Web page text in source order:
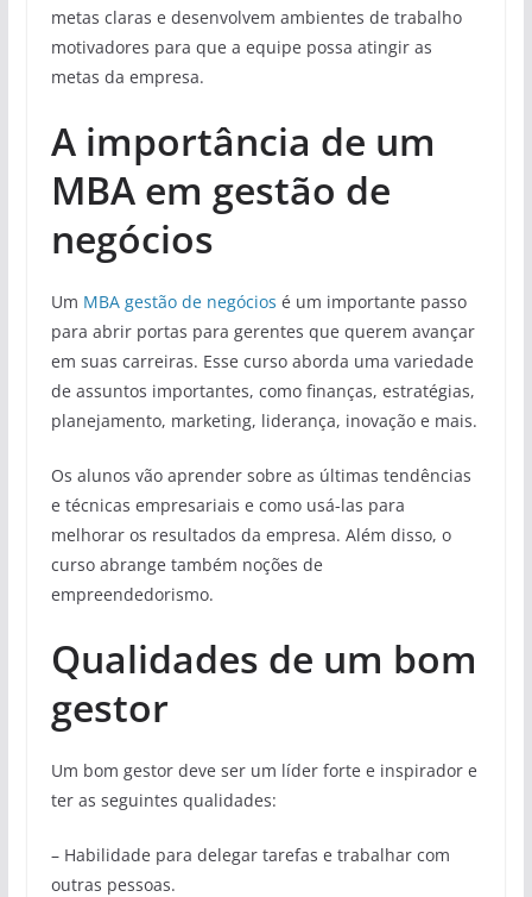
metas claras e desenvolvem ambientes de trabalho
motivadores para que a equipe possa atingir as
metas da empresa.
A importância de um
MBA em gestão de
negócios
Um MBA gestão de negócios é um importante passo
para abrir portas para gerentes que querem avançar
em suas carreiras. Esse curso aborda uma variedade
de assuntos importantes, como finanças, estratégias,
planejamento, marketing, liderança, inovação e mais.
Os alunos vão aprender sobre as últimas tendências
e técnicas empresariais e como usá-las para
melhorar os resultados da empresa. Além disso, o
curso abrange também noções de
empreendedorismo.
Qualidades de um bom
gestor
Um bom gestor deve ser um líder forte e inspirador e
ter as seguintes qualidades:
– Habilidade para delegar tarefas e trabalhar com
outras pessoas.